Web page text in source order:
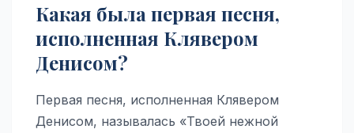
Какая была первая песня,
исполненная Клявером
Денисом?
Первая песня, исполненная Клявером
Денисом, называлась «Твоей нежной